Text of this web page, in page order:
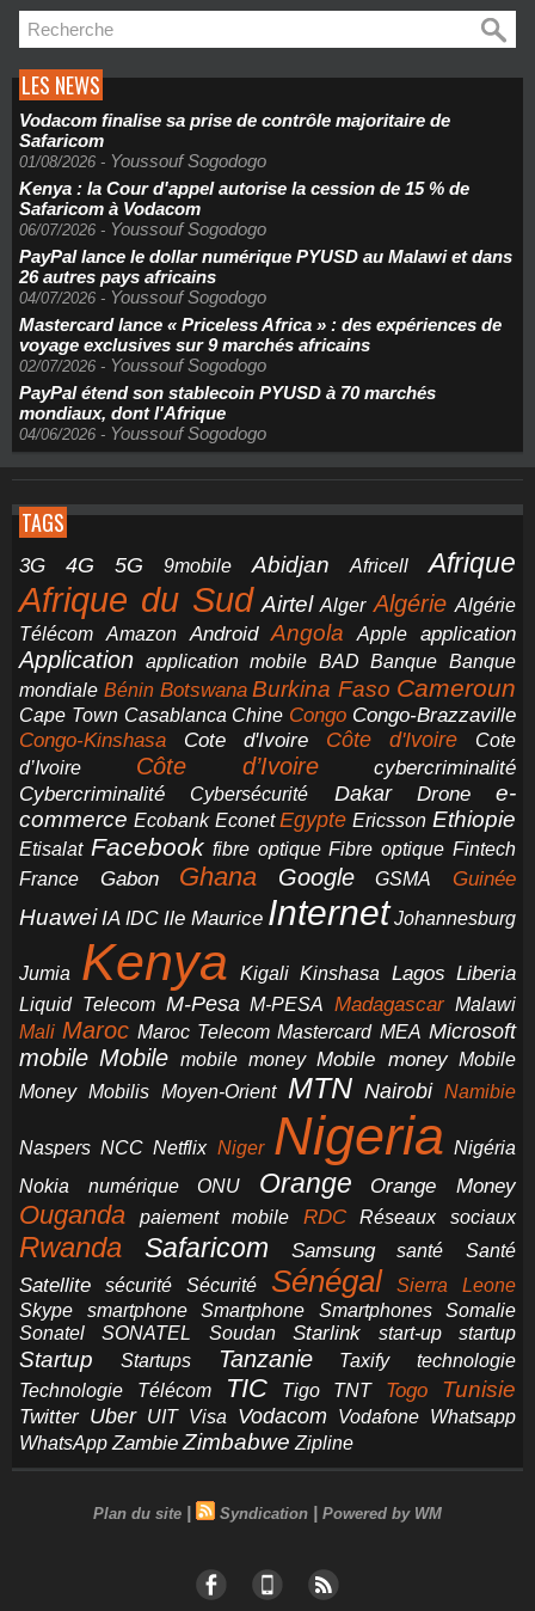
LES NEWS
Vodacom finalise sa prise de contrôle majoritaire de
Safaricom
01/08/2026 - Youssouf Sogodogo
Kenya : la Cour d'appel autorise la cession de 15 % de
Safaricom à Vodacom
06/07/2026 - Youssouf Sogodogo
PayPal lance le dollar numérique PYUSD au Malawi et dans
26 autres pays africains
04/07/2026 - Youssouf Sogodogo
Mastercard lance « Priceless Africa » : des expériences de
voyage exclusives sur 9 marchés africains
02/07/2026 - Youssouf Sogodogo
PayPal étend son stablecoin PYUSD à 70 marchés
mondiaux, dont l'Afrique
04/06/2026 - Youssouf Sogodogo
TAGS
3G 4G 5G 9mobile Abidjan Africell Afrique
Afrique du Sud Airtel Alger Algérie Algérie
Télécom
Amazon Android Angola Apple application
Application application mobile BAD Banque Banque
mondiale Bénin Botswana Burkina Faso Cameroun
Cape Town Casablanca Chine Congo Congo-Brazzaville
Congo-Kinshasa Cote d'Ivoire Côte d'Ivoire
Cote
d’Ivoire
Côte d’Ivoire
cybercriminalité
Cybercriminalité
Cybersécurité Dakar Drone
e-
commerce Ecobank Econet Egypte Ericsson Ethiopie
Etisalat Facebook fibre optique Fibre optique Fintech
France
Gabon Ghana Google GSMA Guinée
Huawei IA IDC Ile Maurice Internet Johannesburg
Jumia Kenya Kigali Kinshasa Lagos Liberia
Liquid Telecom M-Pesa M-PESA Madagascar Malawi
Mali Maroc Maroc Telecom Mastercard MEA Microsoft
mobile Mobile mobile money Mobile money Mobile
Money Mobilis Moyen-Orient MTN Nairobi Namibie
Naspers NCC Netflix Niger Nigeria Nigéria
Nokia
numérique ONU Orange Orange Money
Ouganda paiement mobile RDC Réseaux sociaux
Rwanda Safaricom Samsung santé Santé
Satellite sécurité Sécurité Sénégal
Sierra Leone
Skype
smartphone Smartphone Smartphones
Somalie
Sonatel
SONATEL Soudan Starlink start-up startup
Startup Startups Tanzanie Taxify
technologie
Technologie
Télécom TIC Tigo TNT Togo Tunisie
Twitter Uber UIT Visa Vodacom Vodafone Whatsapp
WhatsApp Zambie Zimbabwe Zipline
Plan du site | Syndication | Powered by WM